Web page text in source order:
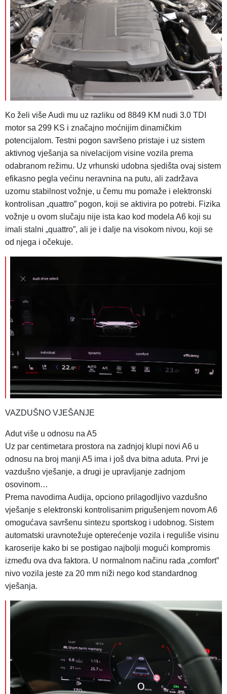
Ko želi više Audi mu uz razliku od 8849 KM nudi 3.0 TDI
motor sa 299 KS i značajno moćnijim dinamičkim
potencijalom. Testni pogon savršeno pristaje i uz sistem
aktivnog vješanja sa nivelacijom visine vozila prema
odabranom režimu. Uz vrhunski udobna sjedišta ovaj sistem
efikasno pegla većinu neravnina na putu, ali zadržava
uzornu stabilnost vožnje, u čemu mu pomaže i elektronski
kontrolisan „quattro” pogon, koji se aktivira po potrebi. Fizika
vožnje u ovom slučaju nije ista kao kod modela A6 koji su
imali stalni „quattro”, ali je i dalje na visokom nivou, koji se
od njega i očekuje.
VAZDUŠNO VJEŠANJE
Adut više u odnosu na A5
Uz par centimetara prostora na zadnjoj klupi novi A6 u
odnosu na broj manji A5 ima i još dva bitna aduta. Prvi je
vazdušno vješanje, a drugi je upravljanje zadnjom
osovinom…
Prema navodima Audija, opciono prilagodljivo vazdušno
vješanje s elektronski kontrolisanim prigušenjem novom A6
omogućava savršenu sintezu sportskog i udobnog. Sistem
automatski uravnotežuje opterećenje vozila i reguliše visinu
karoserije kako bi se postigao najbolji mogući kompromis
između ova dva faktora. U normalnom načinu rada „comfort”
nivo vozila jeste za 20 mm niži nego kod standardnog
vješanja.